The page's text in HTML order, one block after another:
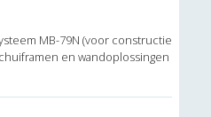
MB-79N (voor constructie
en wandoplossingen